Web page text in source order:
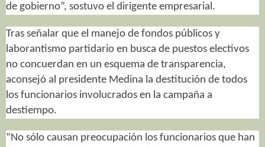
de gobierno”, sostuvo el dirigente empresarial.
Tras señalar que el manejo de fondos públicos y
laborantismo partidario en busca de puestos electivos
no concuerdan en un esquema de transparencia,
aconsejó al presidente Medina la destitución de todos
los funcionarios involucrados en la campaña a
destiempo.
“No sólo causan preocupación los funcionarios que han